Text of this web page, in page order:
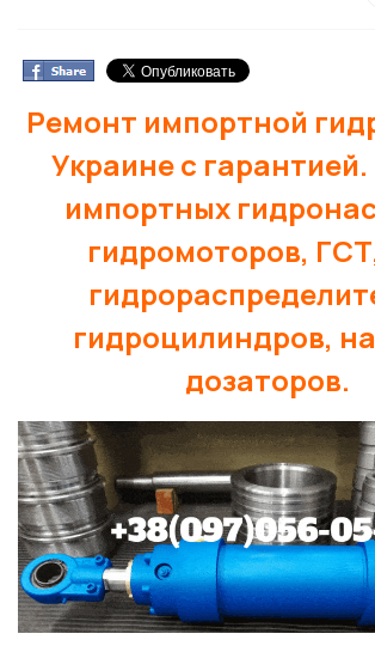
Ремонт импортной
Украине с
импортных
гидромоторов,
гидроцилиндров,
дозаторов.